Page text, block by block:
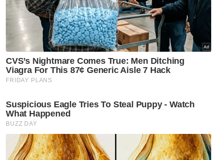
"Saya juga berharap adiknya, Muhammad
Luth kembali pulih walaupun dilaporkan
kritikal dan sedang dirawat di HPP," katanya.
Sinar Harian sebelum ini melaporkan dua
beradik kritikal selepas termakan keropok
Ubi, Labu Besar, Kulim pada Ahad.
Artikel Berkaitan:
'Keropok beracun mungkin dicampak monyet
sebelum dimakan mangsa'